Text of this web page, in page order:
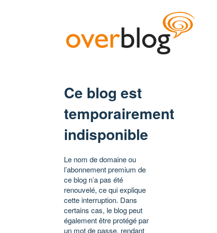
Ce blog est
temporairement
indisponible
Le nom de domaine ou
l’abonnement premium de
ce blog n’a pas été
renouvelé, ce qui explique
cette interruption. Dans
certains cas, le blog peut
également être protégé par
un mot de passe, rendant